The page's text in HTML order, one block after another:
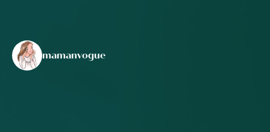
mamanvogue